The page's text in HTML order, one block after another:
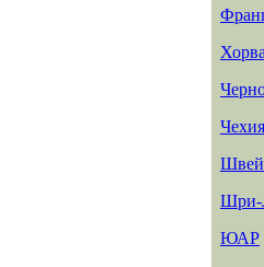
Чехия
Шри-
ЮАР